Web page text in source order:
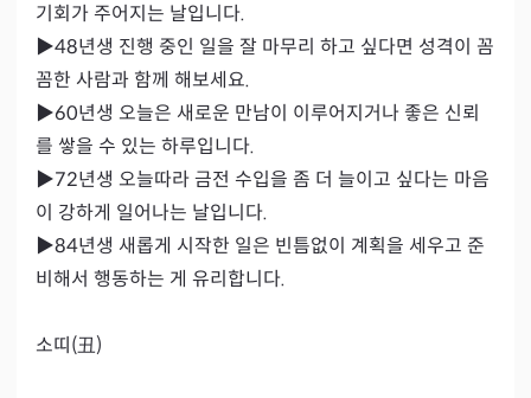
기회가 주어지는 날입니다.
▶48년생 진행 중인 일을 잘 마무리 하고 싶다면 성격이 꼼
꼼한 사람과 함께 해보세요.
▶60년생 오늘은 새로운 만남이 이루어지거나 좋은 신뢰
를 쌓을 수 있는 하루입니다.
▶72년생 오늘따라 금전 수입을 좀 더 늘이고 싶다는 마음
이 강하게 일어나는 날입니다.
▶84년생 새롭게 시작한 일은 빈틈없이 계획을 세우고 준
비해서 행동하는 게 유리합니다.
소띠(丑)